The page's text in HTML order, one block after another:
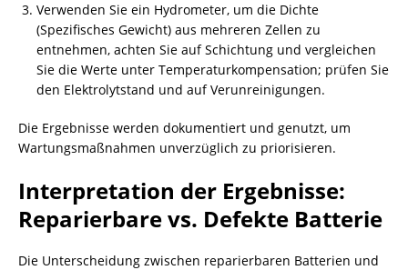
Verwenden Sie ein Hydrometer, um die Dichte
(Spezifisches Gewicht) aus mehreren Zellen zu
entnehmen, achten Sie auf Schichtung und vergleichen
Sie die Werte unter Temperaturkompensation; prüfen Sie
den Elektrolytstand und auf Verunreinigungen.
Die Ergebnisse werden dokumentiert und genutzt, um
Wartungsmaßnahmen unverzüglich zu priorisieren.
Interpretation der Ergebnisse:
Reparierbare vs. Defekte Batterie
Die Unterscheidung zwischen reparierbaren Batterien und